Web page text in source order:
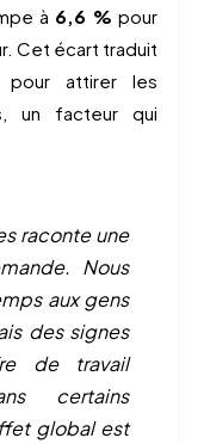
à 6,6 % pour
Cet écart traduit
pour attirer les
un facteur qui
raconte une
Nous
aux gens
des signes
de travail
certains
global est